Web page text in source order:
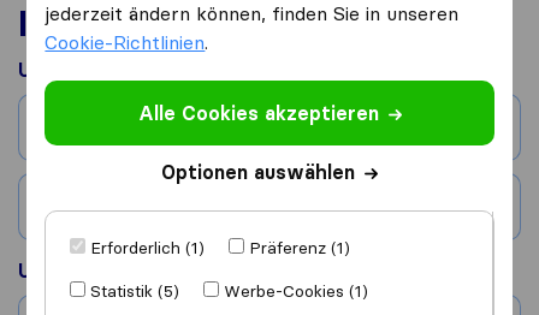
Ihre Umzugserfahrung
Umgezogen aus
Land
Umgezogen nach
jederzeit ändern können, finden Sie in unseren
Cookie-Richtlinien.
Alle Cookies akzeptieren
Optionen auswählen
Erforderlich (1)
Präferenz (1)
Statistik (5)
Werbe-Cookies (1)